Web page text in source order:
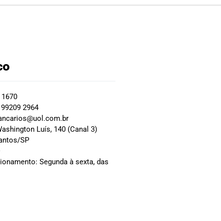
2964
Luís, 140 (Canal 3)
SP
Segunda à sexta, das